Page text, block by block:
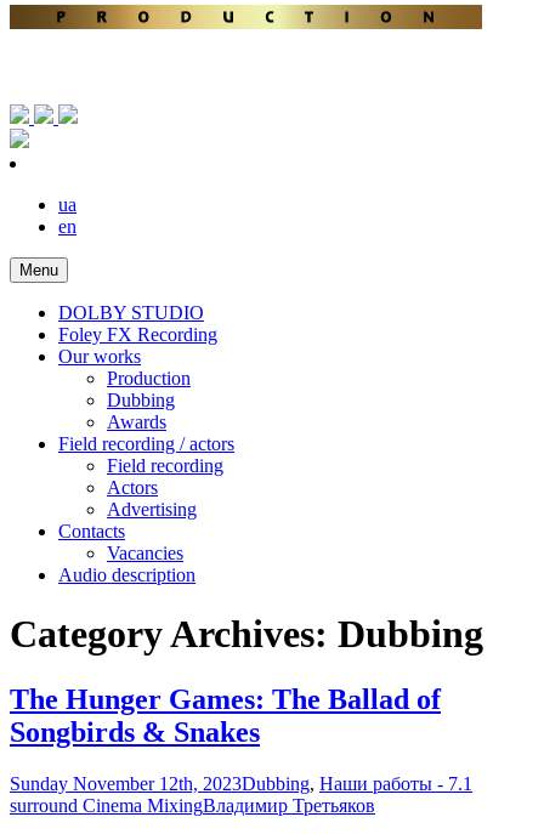
ua
en
Menu
DOLBY STUDIO
Foley FX Recording
Our works
Production
Dubbing
Awards
Field recording / actors
Field recording
Actors
Advertising
Contacts
Vacancies
Audio description
Category Archives: Dubbing
The Hunger Games: The Ballad of
Songbirds & Snakes
Sunday November 12th, 2023Dubbing, Наши работы - 7.1
surround Cinema MixingВладимир Третьяков